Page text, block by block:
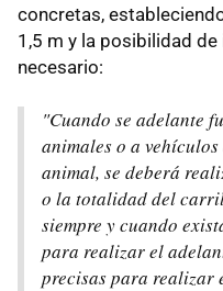
concretas,
1,5 m y la posibilidad
necesario:
"Cuando se adelante
animales o a
animal, se deberá
o la totalidad del
siempre y cuando
para realizar el
precisas para realizar